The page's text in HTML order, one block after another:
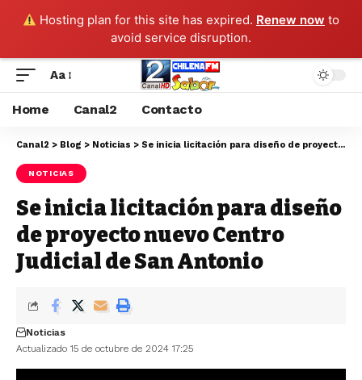
Hosting plan for this site has expired. Renew now to
avoid service disruption.
Aa
Home Canal2 Contacto
Canal2 > Blog > Noticias > Se inicia licitación para diseño de proyecto nuevo Centro Judicial de San Antonio
NOTICIAS
Se inicia licitación para diseño
de proyecto nuevo Centro
Judicial de San Antonio
Actualizado 15 de octubre de 2024 17:25
Noticias